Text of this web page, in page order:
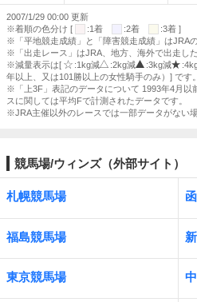
2007/1/29 00:00 更新
※着順の色分け [
:1着 :2着
:3着 ]
※「平地競走成績」と「障害競走成績」はJRA
※「出走レース」はJRA、地方、海外で出走し
※減量表示は[
:1kg減 :2kg減 :3kg減
年以上、又は101勝以上の女性騎手のみ）] です。
※「上3F」表記のデータについて 1993年4月以
スに関しては平均Fで計測されたデータです。
※JRA主催以外のレースでは一部データがない場
競馬場/ウィンズ（外部サイト）
札幌競馬場
福島競馬場
東京競馬場